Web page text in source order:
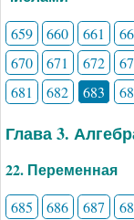
659 660 661
670
671 672
681
682 683
Глава 3.
22. Переменная
685 686 687